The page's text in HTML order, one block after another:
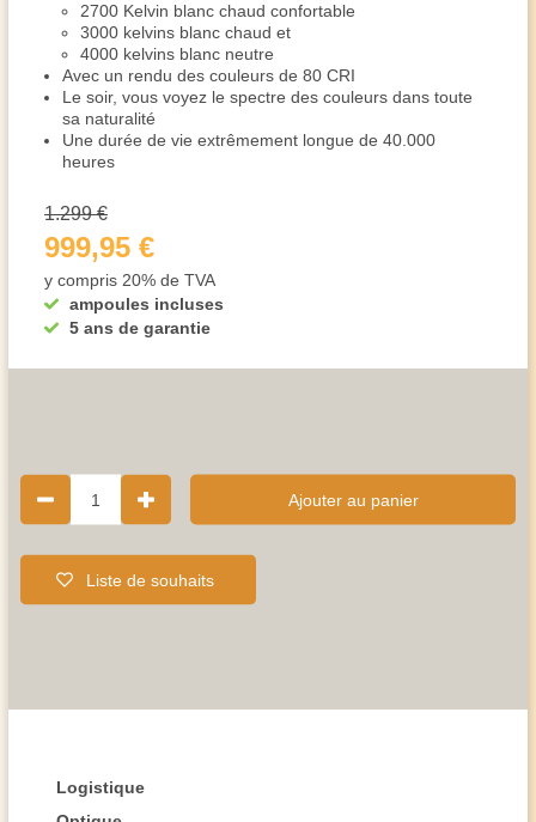
2700 Kelvin blanc chaud confortable
3000 kelvins blanc chaud et
4000 kelvins blanc neutre
Avec un rendu des couleurs de 80 CRI
Le soir, vous voyez le spectre des couleurs dans toute
sa naturalité
Une durée de vie extrêmement longue de 40.000
heures
ampoules incluses
5 ans de garantie
1.299 €
999,95 €
y compris 20% de TVA
1 Ajouter au panier
Liste de souhaits
Logistique